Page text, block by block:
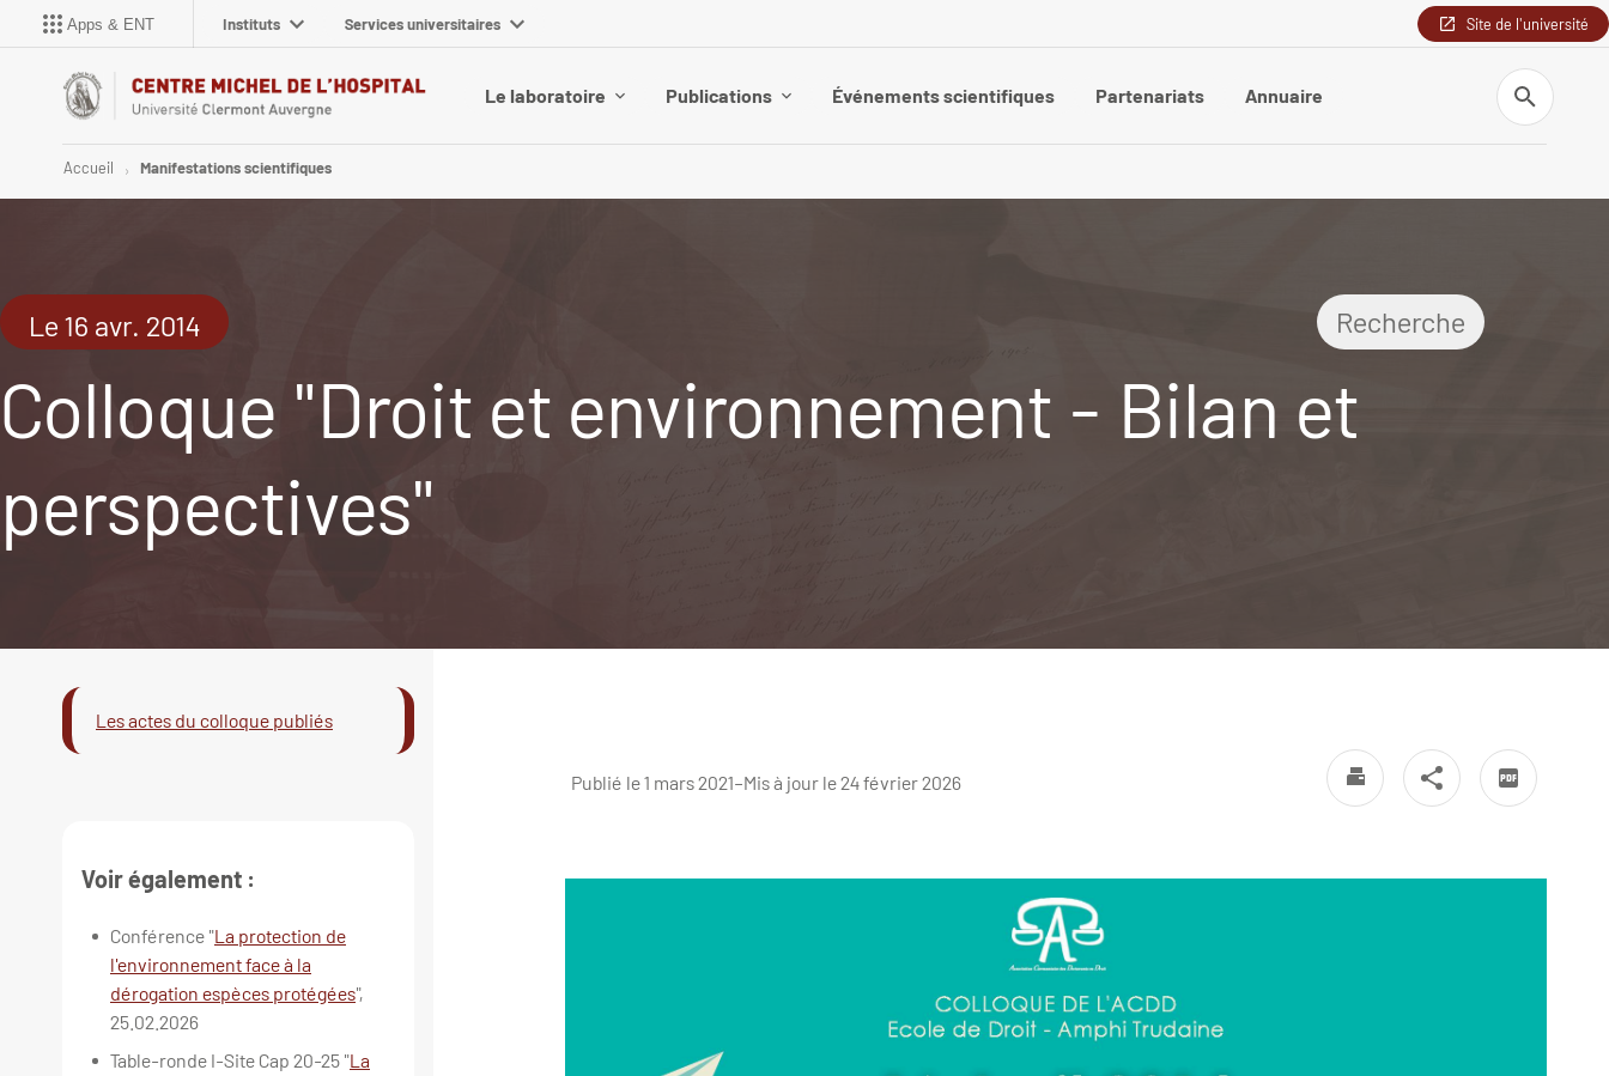
Apps & ENT Instituts Services universitaires Site de l'université
Le laboratoire Publications Événements scientifiques Partenariats Annuaire
Recherche
Accueil Manifestations scientifiques
Le 16 avr. 2014 Recherche
Colloque "Droit et environnement - Bilan et
perspectives"
Publié le 1 mars 2021–Mis à jour le 24 février 2026
Les actes du colloque publiés
Voir également :
Conférence "La protection de
l'environnement face à la
dérogation espèces protégées",
25.02.2026
Table-ronde I-Site Cap 20-25 "La